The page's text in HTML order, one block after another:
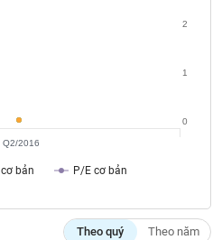
cơ bản
P/E cơ bản
0
1
2
Q2/2016
Theo quý Theo năm